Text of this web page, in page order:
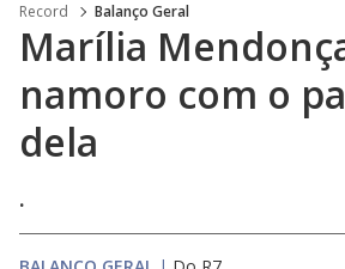
Record Balanço Geral
Marília
namoro com o
dela
.